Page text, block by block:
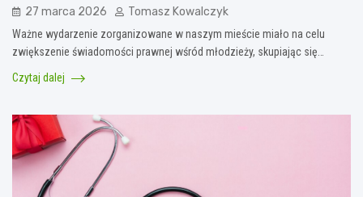
27 marca 2026 Tomasz Kowalczyk
Ważne wydarzenie zorganizowane w naszym mieście miało na celu
zwiększenie świadomości prawnej wśród młodzieży, skupiając się…
Czytaj dalej